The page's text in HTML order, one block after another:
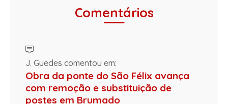
Comentários
J. Guedes comentou em:
Obra da ponte do São Félix avança
com remoção e substituição de
postes em Brumado